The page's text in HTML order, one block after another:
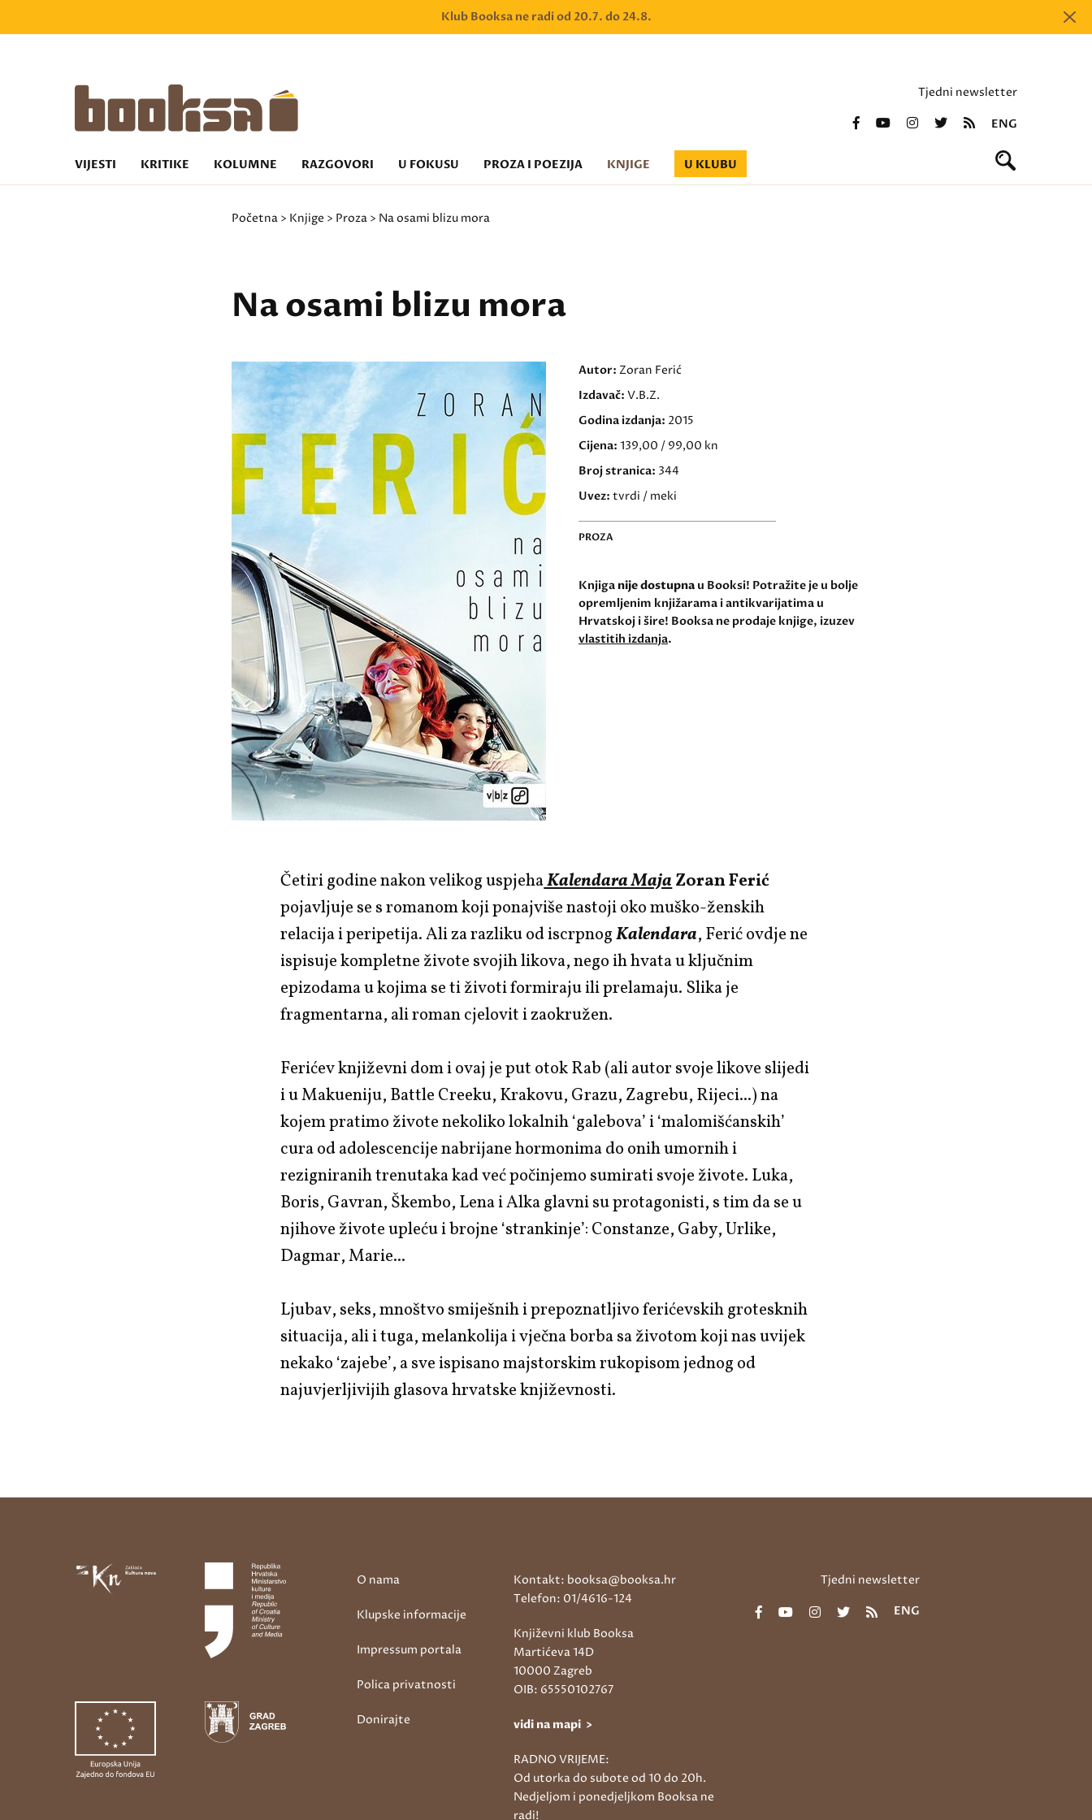
Klub Booksa ne radi od 20.7. do 24.8.
Tjedni newsletter
ENG
VIJESTI KRITIKE KOLUMNE RAZGOVORI U FOKUSU PROZA I POEZIJA KNJIGE U KLUBU
Početna > Knjige > Proza > Na osami blizu mora
Na osami blizu mora
Autor: Zoran Ferić
Izdavač: V.B.Z.
Godina izdanja: 2015
Cijena: 139,00 / 99,00 kn
Broj stranica: 344
Uvez: tvrdi / meki
PROZA
Knjiga nije dostupna u Booksi! Potražite je u bolje
opremljenim knjižarama i antikvarijatima u
Hrvatskoj i šire! Booksa ne prodaje knjige, izuzev
vlastitih izdanja.
Četiri godine nakon velikog uspjehaKalendara Maja Zoran Ferić
pojavljuje se s romanom koji ponajviše nastoji oko muško-ženskih
relacija i peripetija. Ali za razliku od iscrpnogKalendara, Ferić ovdje ne
ispisuje kompletne živote svojih likova, nego ih hvata u ključnim
epizodama u kojima se ti životi formiraju ili prelamaju. Slika je
fragmentarna, ali roman cjelovit i zaokružen.
Ferićev književni dom i ovaj je put otok Rab (ali autor svoje likove slijedi
i u Makueniju, Battle Creeku, Krakovu, Grazu, Zagrebu, Rijeci...) na
kojem pratimo živote nekoliko lokalnih ‘galebova’ i ‘malomišćanskih’
cura od adolescencije nabrijane hormonima do onih umornih i
rezigniranih trenutaka kad već počinjemo sumirati svoje živote. Luka,
Boris, Gavran, Škembo, Lena i Alka glavni su protagonisti, s tim da se u
njihove živote upleću i brojne ‘strankinje’: Constanze, Gaby, Urlike,
Dagmar, Marie...
Ljubav, seks, mnoštvo smiješnih i prepoznatljivo ferićevskih grotesknih
situacija, ali i tuga, melankolija i vječna borba sa životom koji nas uvijek
nekako ‘zajebe’, a sve ispisano majstorskim rukopisom jednog od
najuvjerljivijih glasova hrvatske književnosti.
O nama
Klupske informacije
Impressum portala
Polica privatnosti
Donirajte
Kontakt: booksa@booksa.hr
Telefon: 01/4616-124
Književni klub Booksa
Martićeva 14D
10000 Zagreb
OIB: 65550102767
vidi na mapi >
RADNO VRIJEME:
Od utorka do subote od 10 do 20h.
Nedjeljom i ponedjeljkom Booksa ne
radi!
Tjedni newsletter
ENG